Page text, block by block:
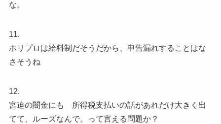
な。
11.
ホリプロは給料制だそうだから、申告漏れすることはな
さそうね
12.
宮迫の闇金にも 所得税支払いの話があれだけ大きく出
てて、ルーズなんで。って言える問題か？